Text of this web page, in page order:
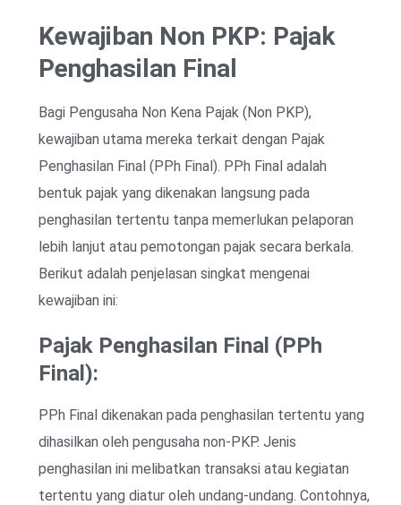
Kewajiban Non PKP: Pajak
Penghasilan Final
Bagi Pengusaha Non Kena Pajak (Non PKP),
kewajiban utama mereka terkait dengan Pajak
Penghasilan Final (PPh Final). PPh Final adalah
bentuk pajak yang dikenakan langsung pada
penghasilan tertentu tanpa memerlukan pelaporan
lebih lanjut atau pemotongan pajak secara berkala.
Berikut adalah penjelasan singkat mengenai
kewajiban ini:
Pajak Penghasilan Final (PPh
Final):
PPh Final dikenakan pada penghasilan tertentu yang
dihasilkan oleh pengusaha non-PKP. Jenis
penghasilan ini melibatkan transaksi atau kegiatan
tertentu yang diatur oleh undang-undang. Contohnya,